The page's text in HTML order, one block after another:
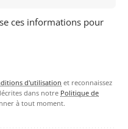
ces informations pour
d'utilisation et reconnaissez
dans notre Politique de
à tout moment.